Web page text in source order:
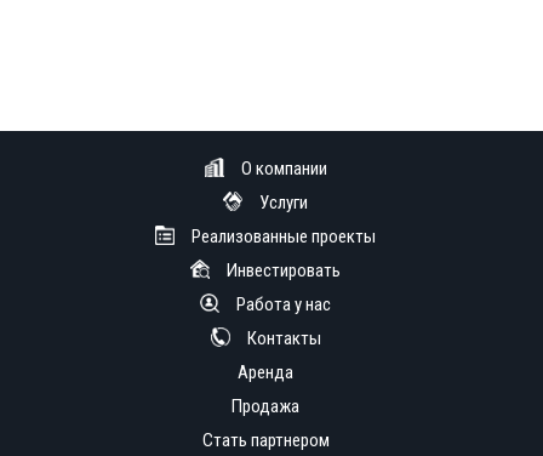
О компании
Услуги
Реализованные проекты
Инвестировать
Работа у нас
Контакты
Аренда
Продажа
Стать партнером